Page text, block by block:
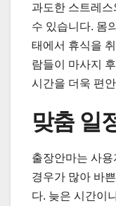
과도한 스트레
수 있습니다. 몸
태에서 휴식을
람들이 마사지
시간을 더욱 편
맞춤 일
출장안마는 사
경우가 많아 바
다. 늦은 시간이